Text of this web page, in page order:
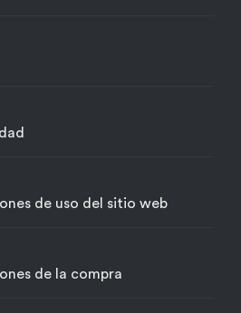
de uso del sitio web
de la compra